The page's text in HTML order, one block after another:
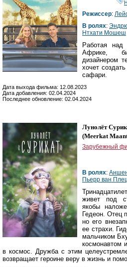
Режиссер:
В ролях:
Нтхати Мошеш
Работая
Африке,
дизайнером
хочет
сафари.
Дата выхода фильма: 12.08.2023
Дата добавления: 02.04.2024
Последнее обновление: 02.04.2024
Лунолёт
(Meerkat
Зарубежный
В ролях:
Пьерр ван
живет под
якобы
Гедеон. Отец
но его
ее страхи.
мальчиком
космонавтом
в космос. Дружба с этим
возвращает героине веру в жизнь и